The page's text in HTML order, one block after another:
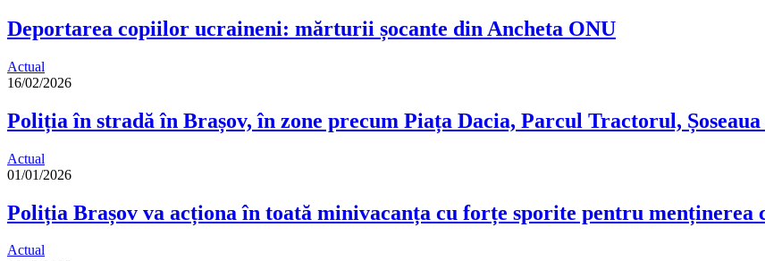
Deportarea copiilor ucraineni: mărturii șocante din Ancheta ONU
Actual
16/02/2026
Poliția în stradă în Brașov, în zone precum Piața Dacia, Parcul Tractorul,
Actual
01/01/2026
Poliția Brașov va acționa în toată minivacanța cu forțe sporite pentru
Actual